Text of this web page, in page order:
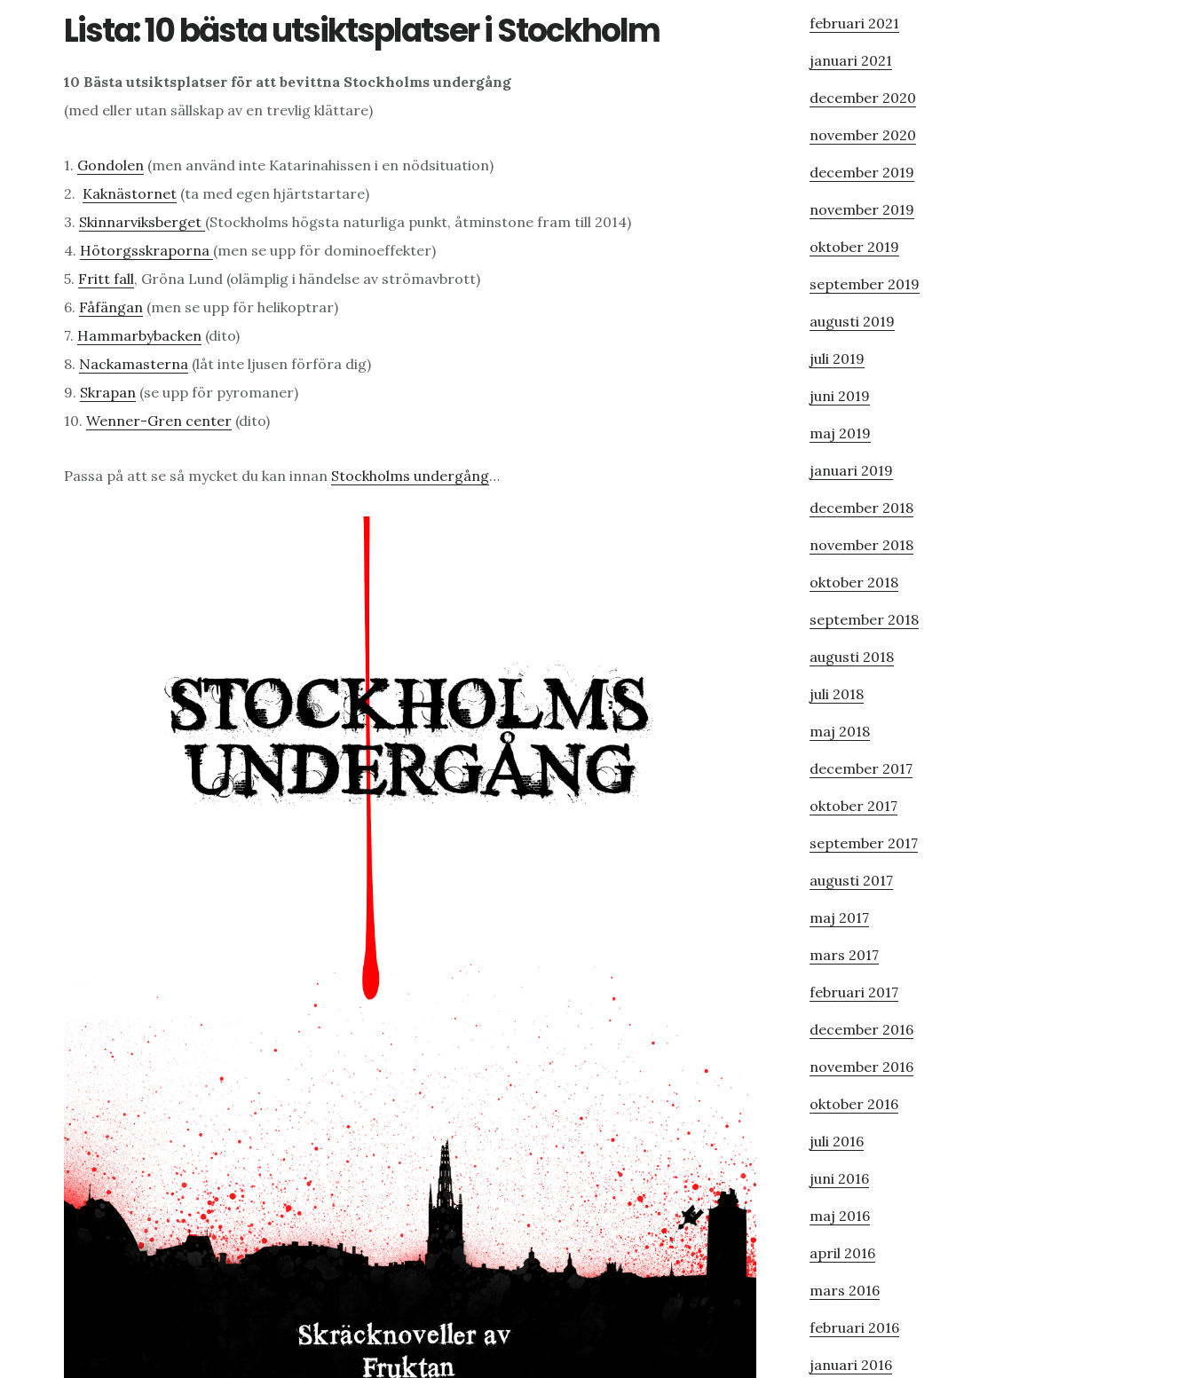
Lista: 10 bästa utsiktsplatser i Stockholm
10 Bästa utsiktsplatser för att bevittna Stockholms undergång
(med eller utan sällskap av en trevlig klättare)
1. Gondolen (men använd inte Katarinahissen i en nödsituation)
2. Kaknästornet (ta med egen hjärtstartare)
3. Skinnarviksberget (Stockholms högsta naturliga punkt, åtminstone fram till 2014)
4. Hötorgsskraporna (men se upp för dominoeffekter)
5. Fritt fall, Gröna Lund (olämplig i händelse av strömavbrott)
6. Fåfängan (men se upp för helikoptrar)
7. Hammarbybacken (dito)
8. Nackamasterna (låt inte ljusen förföra dig)
9. Skrapan (se upp för pyromaner)
10. Wenner-Gren center (dito)
Passa på att se så mycket du kan innan Stockholms undergång…
februari 2021
januari 2021
december 2020
november 2020
december 2019
november 2019
oktober 2019
september 2019
augusti 2019
juli 2019
juni 2019
maj 2019
januari 2019
december 2018
november 2018
oktober 2018
september 2018
augusti 2018
juli 2018
maj 2018
december 2017
oktober 2017
september 2017
augusti 2017
maj 2017
mars 2017
februari 2017
december 2016
november 2016
oktober 2016
juli 2016
juni 2016
maj 2016
april 2016
mars 2016
februari 2016
januari 2016